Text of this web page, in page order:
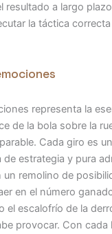
resultado a largo
la táctica
representa la
de la bola sobre la
Cada giro es
estrategia y pura
un remolino de
en el número
el escalofrío de la
provocar. Con cada